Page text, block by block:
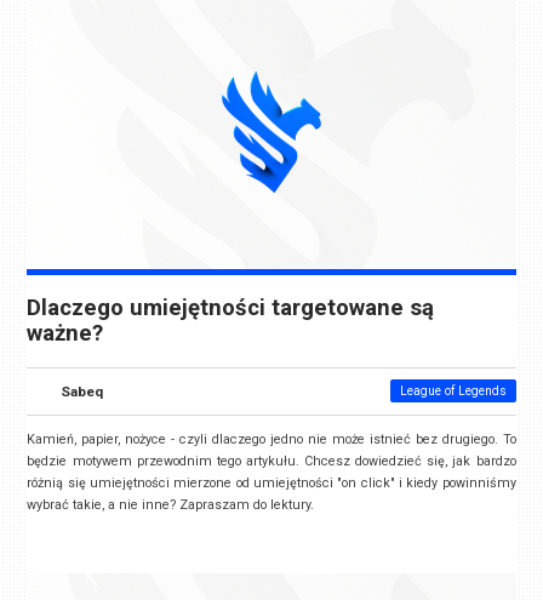
Dlaczego umiejętności targetowane są
ważne?
Sabeq League of Legends
Kamień, papier, nożyce - czyli dlaczego jedno nie może istnieć bez drugiego. To
będzie motywem przewodnim tego artykułu. Chcesz dowiedzieć się, jak bardzo
różnią się umiejętności mierzone od umiejętności "on click" i kiedy powinniśmy
wybrać takie, a nie inne? Zapraszam do lektury.